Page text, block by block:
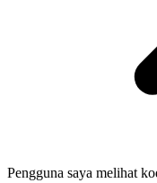
Pengguna saya melihat